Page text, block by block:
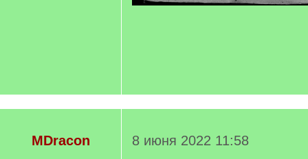
MDracon
8 июня 2022 11:58